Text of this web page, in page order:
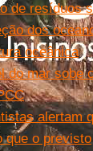
de resíduos
dos
oceânica
do mar sobe
alertam
que o previsto